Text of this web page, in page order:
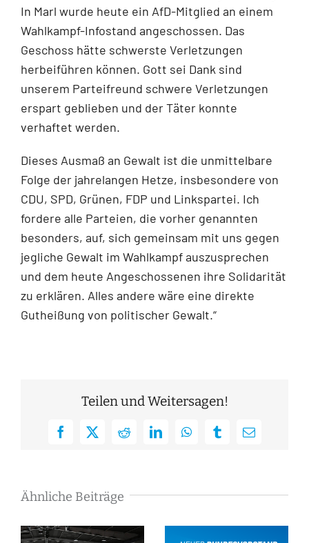
In Marl wurde heute ein AfD-Mitglied an einem
Wahlkampf-Infostand angeschossen. Das
Geschoss hätte schwerste Verletzungen
herbeiführen können. Gott sei Dank sind
unserem Parteifreund schwere Verletzungen
erspart geblieben und der Täter konnte
verhaftet werden.
Dieses Ausmaß an Gewalt ist die unmittelbare
Folge der jahrelangen Hetze, insbesondere von
CDU, SPD, Grünen, FDP und Linkspartei. Ich
fordere alle Parteien, die vorher genannten
besonders, auf, sich gemeinsam mit uns gegen
jegliche Gewalt im Wahlkampf auszusprechen
und dem heute Angeschossenen ihre Solidarität
zu erklären. Alles andere wäre eine direkte
Gutheißung von politischer Gewalt.“
Teilen und Weitersagen!
Facebook
X RedditLinkedInWhatsAppTumblrE-
Ähnliche Beiträge